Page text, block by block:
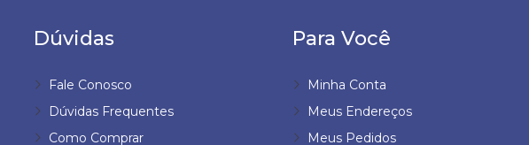
Dúvidas
Fale Conosco
Dúvidas Frequentes
Como Comprar
Para Você
Minha Conta
Meus Endereços
Meus Pedidos